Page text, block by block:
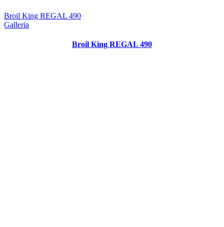
Broil King REGAL 490
Galleria
Broil King REGAL 490